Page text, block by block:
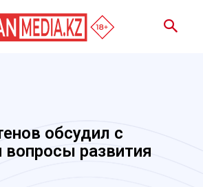
обсудил с
вопросы развития